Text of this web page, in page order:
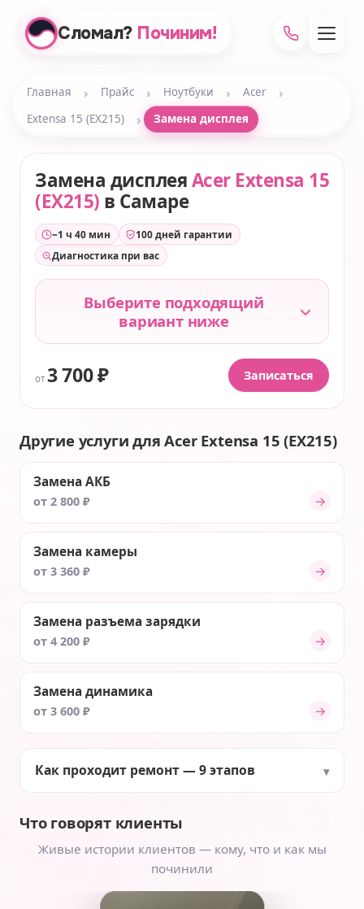
Сломал? Починим!
Главная › Прайс › Ноутбуки › Acer ›
Extensa 15 (EX215) › Замена дисплея
Замена дисплеяAcer Extensa 15
(EX215) в Самаре
~1 ч 40 мин
100 дней гарантии
Диагностика при вас
Выберите подходящий
вариант ниже
от 3 700 ₽ Записаться
Другие услуги для Acer Extensa 15 (EX215)
Замена АКБ
от 2 800 ₽ →
Замена камеры
от 3 360 ₽ →
Замена разъема зарядки
от 4 200 ₽ →
Замена динамика
от 3 600 ₽ →
Как проходит ремонт — 9 этапов
Что говорят клиенты
Живые истории клиентов — кому, что и как мы
починили